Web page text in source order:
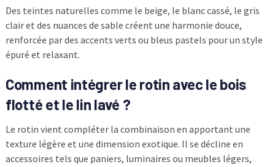
Des teintes naturelles comme le beige, le blanc cassé, le gris
clair et des nuances de sable créent une harmonie douce,
renforcée par des accents verts ou bleus pastels pour un style
épuré et relaxant.
Comment intégrer le rotin avec le bois
flotté et le lin lavé ?
Le rotin vient compléter la combinaison en apportant une
texture légère et une dimension exotique. Il se décline en
accessoires tels que paniers, luminaires ou meubles légers,